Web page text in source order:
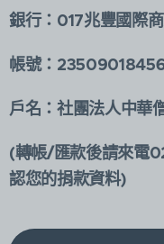
銀行：017兆豐國際
帳號：
戶名：社團法人中華
(轉帳/匯款後請來電
認您的捐款資料)